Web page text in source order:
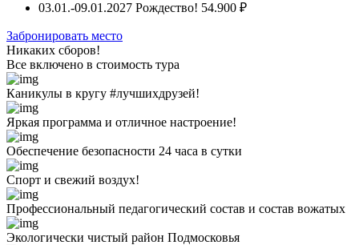
03.01.-09.01.2027 Рождество! 54.900 ₽
Забронировать место
Никаких сборов!
Все включено в стоимость тура
Каникулы в кругу #лучшихдрузей!
Яркая программа и отличное настроение!
Обеспечение безопасности 24 часа в сутки
Спорт и свежий воздух!
Профессиональный педагогический состав и состав вожатых
Экологически чистый район Подмосковья